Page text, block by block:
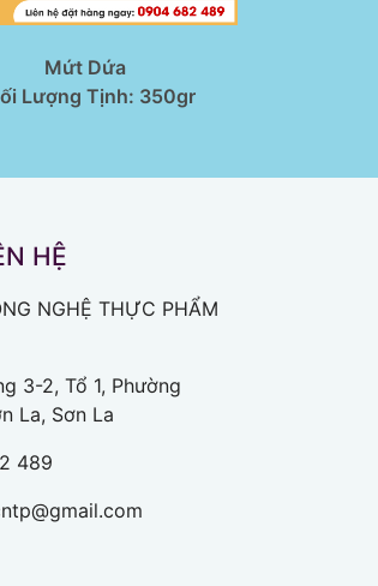
Mứt Dứa
Lượng Tịnh: 350gr
HỆ
NGHỆ THỰC PHẨM
3-2, Tổ 1, Phường
La, Sơn La
489